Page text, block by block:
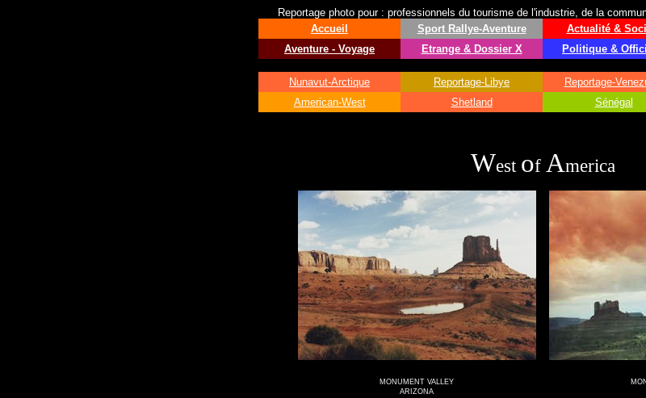
Reportage photo pour : professionnels du tourisme de l'industrie, de la
Accueil
Aventure - Voyage
Sport Rallye-Aventure
Etrange & Dossier X
Actualité &
Politique &
Nunavut-Arctique
American-West
Reportage-Libye
Shetland
Reportage-
Sénégal
West of America
MONUMENT VALLEY
ARIZONA